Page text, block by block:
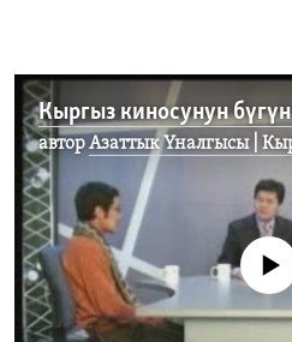
авторАзаттык Үналгысы |
No media source